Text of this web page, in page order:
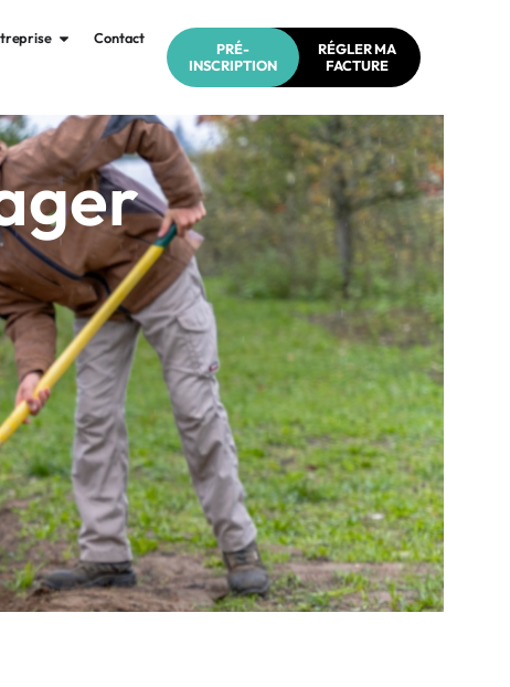
Contact
PRÉ-
INSCRIPTION
RÉGLER MA
FACTURE